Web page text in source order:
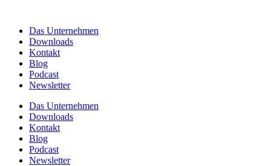
springenDas Unternehmen
Downloads
Kontakt
Blog
Podcast
Newsletter
Das Unternehmen
Downloads
Kontakt
Blog
Podcast
Newsletter